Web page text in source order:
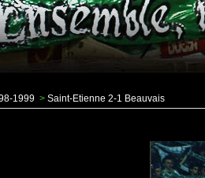
1999 > Saint-Etienne 2-1 Beauvais